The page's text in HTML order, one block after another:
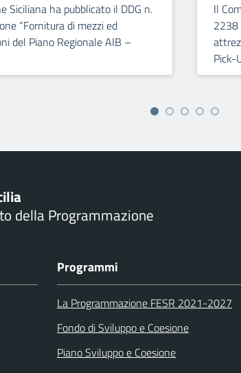
Siciliana ha pubblicato il DDG n.
“Fornitura di mezzi ed
del Piano Regionale AIB –
Il
2238
Pick-
della Programmazione
Programmi
La Programmazione FESR 2021-2027
Fondo di Sviluppo e Coesione
Piano Sviluppo e Coesione